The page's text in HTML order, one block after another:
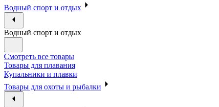
Водный спорт и отдых
Водный спорт и отдых
Смотреть все товары
Товары для плавания
Купальники и плавки
Товары для охоты и рыбалки